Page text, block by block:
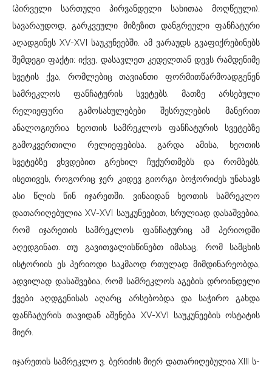
(პირველი სართული პირვანდელი სახითაა მოღწეული).
სავარაუდოდ, გარკვეული მიზეზით დანგრეული ფანჩატური
აღადგინეს XV-XVI საუკუნეებში. ამ ვარაუდს გვაფიქრებინებს
შემდეგი ფაქტი: იქვე, დასავლეთ კედელთან დევს რამდენიმე
სვეტის ქვა, რომლებიც თავიანთი ფორმითწარმოადგენენ
სამრეკლოს ფანჩატურის სვეტებს. მათზე არსებული
რელიეფური გამოსახულებები შესრულების მანერით
ანალოგიურია ხეოთის სამრეკლოს ფანჩატურის სვეტებზე
გამოკვერთილი რელიეფებისა. გარდა ამისა, ხეოთის
სვეტებზე ვხვდებით გრეხილ ჩუქურთმებს და რომბებს,
ისეთივეს, როგორიც ჯერ კიდევ გიორგი ბოჭორიძეს უნახავს
ასი წლის წინ იჯარეთში. ვინაიდან ხეოთის სამრეკლო
დათარიღებულია XV-XVI საუკუნეებით, სრულიად დასაშვებია,
რომ იჯარეთის სამრეკლოს ფანჩატურიც ამ პერიოდში
აღედგინათ. თუ გავითვალისწინებთ იმასაც, რომ სამცხის
ისტორიის ეს პერიოდი საკმაოდ რთულად მიმდინარეობდა,
ადვილად დასაშვებია, რომ სამრეკლოს აგების დროინდელი
ქვები აღდგენისას აღარც არსებობდა და საჭირო გახდა
ფანჩატურის თავიდან აშენება XV-XVI საუკუნეების ოსტატის
მიერ.
იჯარეთის სამრეკლო ვ. ბერიძის მიერ დათარიღებულია XIII ს-